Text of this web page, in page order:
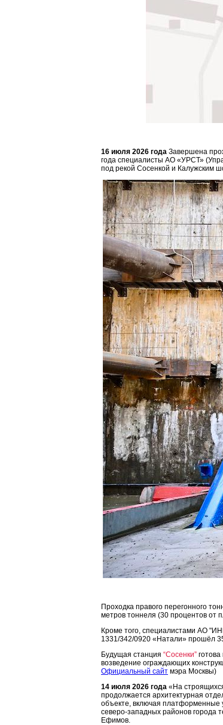
16 июля 2026 года Завершена
года специалисты АО «УРСТ»
под рекой Сосенкой и Калужским
Проходка правого перегонного
метров тоннеля (30 процентов от
Кроме того, специалистами АО
1331/342/0920 «Натали» прошёл
Будущая станция “Сосенки”
возведение ограждающих
Официальный сайт мэра Москвы)
14 июля 2026 года «На
продолжается архитектурная
объекте, включая платформенные
северо-западных районов города
Ефимов.